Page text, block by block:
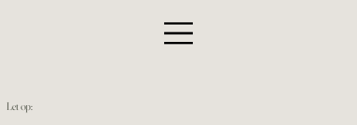
Let op: